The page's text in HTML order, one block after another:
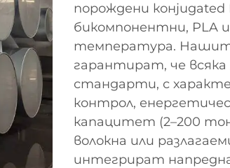
порождени конjugated
бикомпонентни, PLA
температура.
гарантират, че
стандарти, с
контрол,
капацитет (2–200
волокна или
интегрират